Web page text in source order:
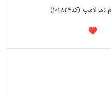
(کد101824)